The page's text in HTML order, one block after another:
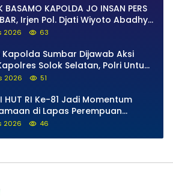
BASAMO KAPOLDA JO INSAN PERS
Irjen Pol. Djati Wiyoto Abadhy
Tak Ada Ruang bagi Pelanggar
2026 63
Sumbar Dijawab Aksi
Solok Selatan, Polri Untuk
Bukan Sekadar Slogan
2026 51
HUT RI Ke-81 Jadi Momentum
di Lapas Perempuan
2026 46